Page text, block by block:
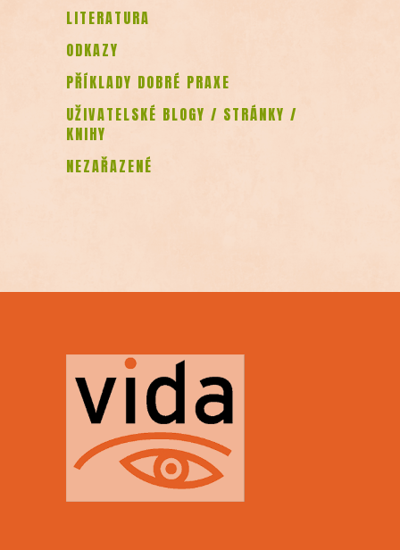
LITERATURA
ODKAZY
PŘÍKLADY DOBRÉ PRAXE
UŽIVATELSKÉ BLOGY / STRÁNKY /
KNIHY
NEZAŘAZENÉ